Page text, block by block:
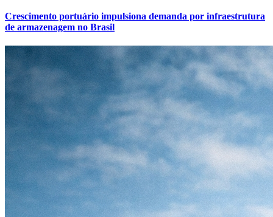
Crescimento portuário impulsiona demanda por infraestrutura
de armazenagem no Brasil